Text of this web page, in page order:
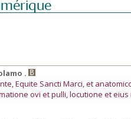
.
Equite Sancti Marci, et
ovi et pulli, locutione et